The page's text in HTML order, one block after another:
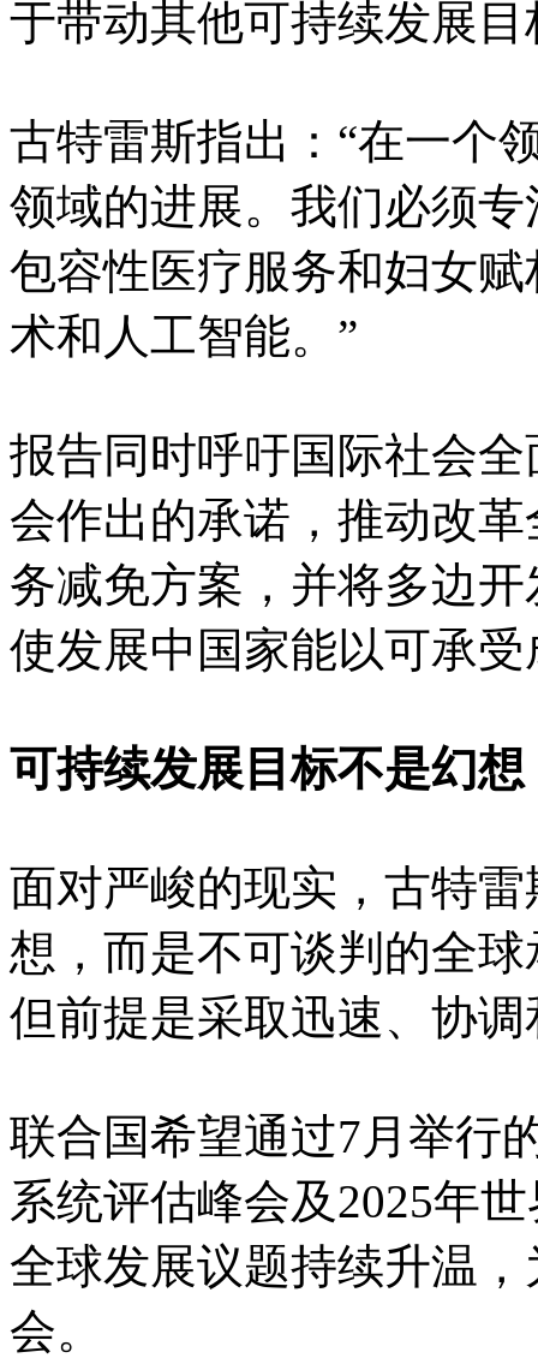
于带动其他可持续发展
古特雷斯指出：“在一个
领域的进展。我们必须
包容性医疗服务和妇女
术和人工智能。”
报告同时呼吁国际社会
会作出的承诺，推动改
务减免方案，并将多边
使发展中国家能以可承
可持续发展目标不是幻
面对严峻的现实，古特
想，而是不可谈判的全
但前提是采取迅速、协
联合国希望通过7月举行
系统评估峰会及2025年
全球发展议题持续升温
会。